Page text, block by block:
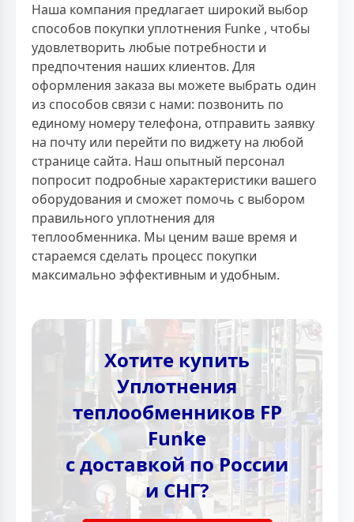
Наша компания предлагает широкий выбор
способов покупки уплотнения Funke , чтобы
удовлетворить любые потребности и
предпочтения наших клиентов. Для
оформления заказа вы можете выбрать один
из способов связи с нами: позвонить по
единому номеру телефона, отправить заявку
на почту или перейти по виджету на любой
странице сайта. Наш опытный персонал
попросит подробные характеристики вашего
оборудования и сможет помочь с выбором
правильного уплотнения для
теплообменника. Мы ценим ваше время и
стараемся сделать процесс покупки
максимально эффективным и удобным.
Хотите купить
Уплотнения
теплообменников FP
Funke
с доставкой по России
и СНГ?